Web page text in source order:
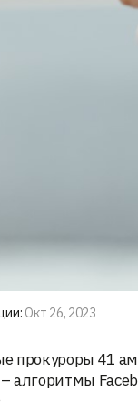
Окт 26, 2023
прокуроры 41
алгоритмы